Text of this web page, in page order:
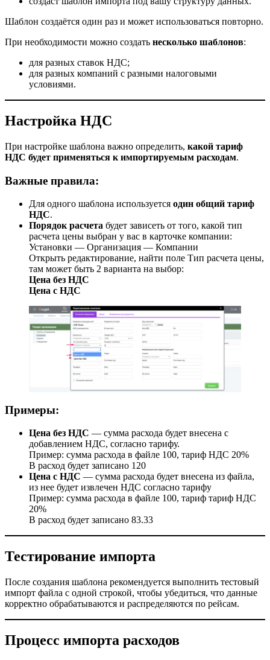
Шаблон создаётся один раз и может использоваться повторно.
При необходимости можно создать несколько шаблонов:
для разных ставок НДС;
для разных компаний с разными налоговыми
условиями.
Настройка НДС
При настройке шаблона важно определить, какой тариф
НДС будет применяться к импортируемым расходам.
Важные правила:
Для одного шаблона используется один общий тариф
НДС.
Порядок расчета будет зависеть от того, какой тип
расчета цены выбран у вас в карточке компании:
Установки — Организация — Компании
Открыть редактирование, найти поле Тип расчета цены,
там может быть 2 варианта на выбор:
Цена без НДС
Цена с НДС
Примеры:
Цена без НДС — сумма расхода будет внесена с
добавлением НДС, согласно тарифу.
Пример: сумма расхода в файле 100, тариф НДС 20%
В расход будет записано 120
Цена с НДС — сумма расхода будет внесена из файла,
из нее будет извлечен НДС согласно тарифу
Пример: сумма расхода в файле 100, тариф тариф НДС
20%
В расход будет записано 83.33
Тестирование импорта
После создания шаблона рекомендуется выполнить тестовый
импорт файла с одной строкой, чтобы убедиться, что данные
корректно обрабатываются и распределяются по рейсам.
Процесс импорта расходов